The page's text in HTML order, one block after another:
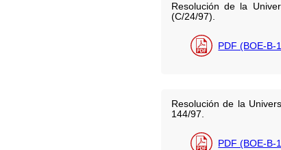
Resolución de la
(C/24/97).
PDF (BOE-B-
Resolución de la
144/97.
PDF (BOE-B-